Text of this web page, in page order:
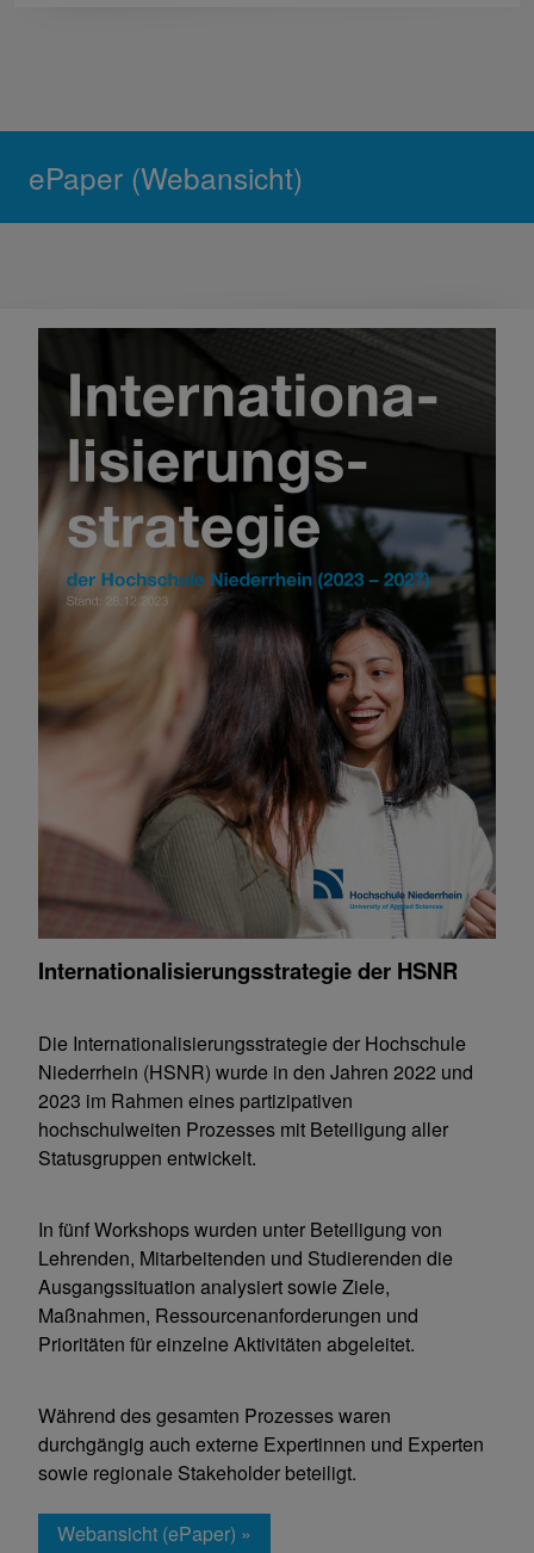
ePaper (Webansicht)
Internationalisierungsstrategie der HSNR
Die Internationalisierungsstrategie der Hochschule
Niederrhein (HSNR) wurde in den Jahren 2022 und
2023 im Rahmen eines partizipativen
hochschulweiten Prozesses mit Beteiligung aller
Statusgruppen entwickelt.
In fünf Workshops wurden unter Beteiligung von
Lehrenden, Mitarbeitenden und Studierenden die
Ausgangssituation analysiert sowie Ziele,
Maßnahmen, Ressourcenanforderungen und
Prioritäten für einzelne Aktivitäten abgeleitet.
Während des gesamten Prozesses waren
durchgängig auch externe Expertinnen und Experten
sowie regionale Stakeholder beteiligt.
Webansicht (ePaper) »